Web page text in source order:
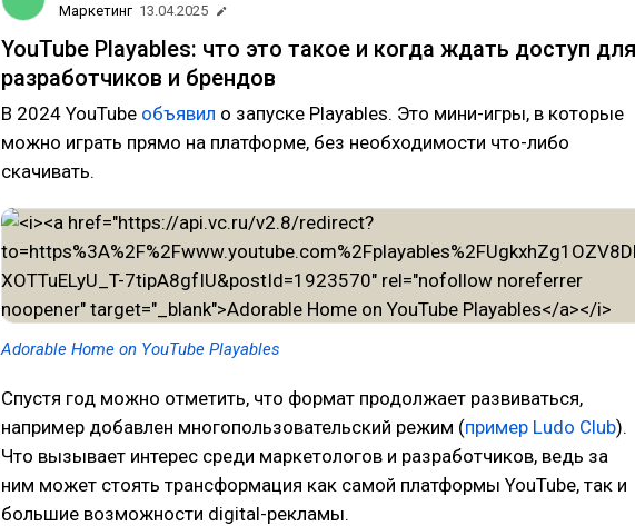
Маркетинг 13.04.2025
YouTube Playables: что это такое и когда ждать доступ для
разработчиков и брендов
В 2024 YouTube объявил о запуске Playables. Это мини-игры, в которые
можно играть прямо на платформе, без необходимости что-либо
скачивать.
Adorable Home on YouTube Playables
Спустя год можно отметить, что формат продолжает развиваться,
например добавлен многопользовательский режим (пример Ludo Club).
Что вызывает интерес среди маркетологов и разработчиков, ведь за
ним может стоять трансформация как самой платформы YouTube, так и
большие возможности digital-рекламы.